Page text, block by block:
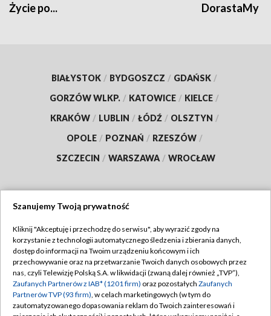
Życie po... DorastaMy
BIAŁYSTOK / BYDGOSZCZ / GDAŃSK /
GORZÓW WLKP. / KATOWICE / KIELCE /
KRAKÓW / LUBLIN / ŁÓDŹ / OLSZTYN /
OPOLE / POZNAŃ / RZESZÓW /
SZCZECIN / WARSZAWA / WROCŁAW
TVP
Abonament TVP
Emisja w TVP
Centrum informacji TVP
Regulamin TVP
Polityka prywatności
Moje zgody
Szanujemy Twoją prywatność
Kliknij "Akceptuję i przechodzę do serwisu", aby wyrazić zgody na
korzystanie z technologii automatycznego śledzenia i zbierania danych,
dostęp do informacji na Twoim urządzeniu końcowym i ich
przechowywanie oraz na przetwarzanie Twoich danych osobowych przez
nas, czyli Telewizję Polską S.A. w likwidacji (zwaną dalej również „TVP”),
Zaufanych Partnerów z IAB* (1201 firm) oraz pozostałych Zaufanych
Partnerów TVP (93 firm), w celach marketingowych (w tym do
zautomatyzowanego dopasowania reklam do Twoich zainteresowań i